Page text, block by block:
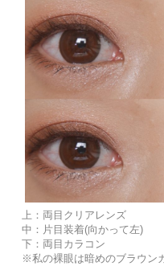
上：両目クリアレンズ
中：片目装着(向かって左)
下：両目カラコン
※私の裸眼は暗めのブラウン